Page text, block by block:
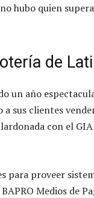
hubo quien
de
un año
sus clientes
con el
para proveer
Medios de